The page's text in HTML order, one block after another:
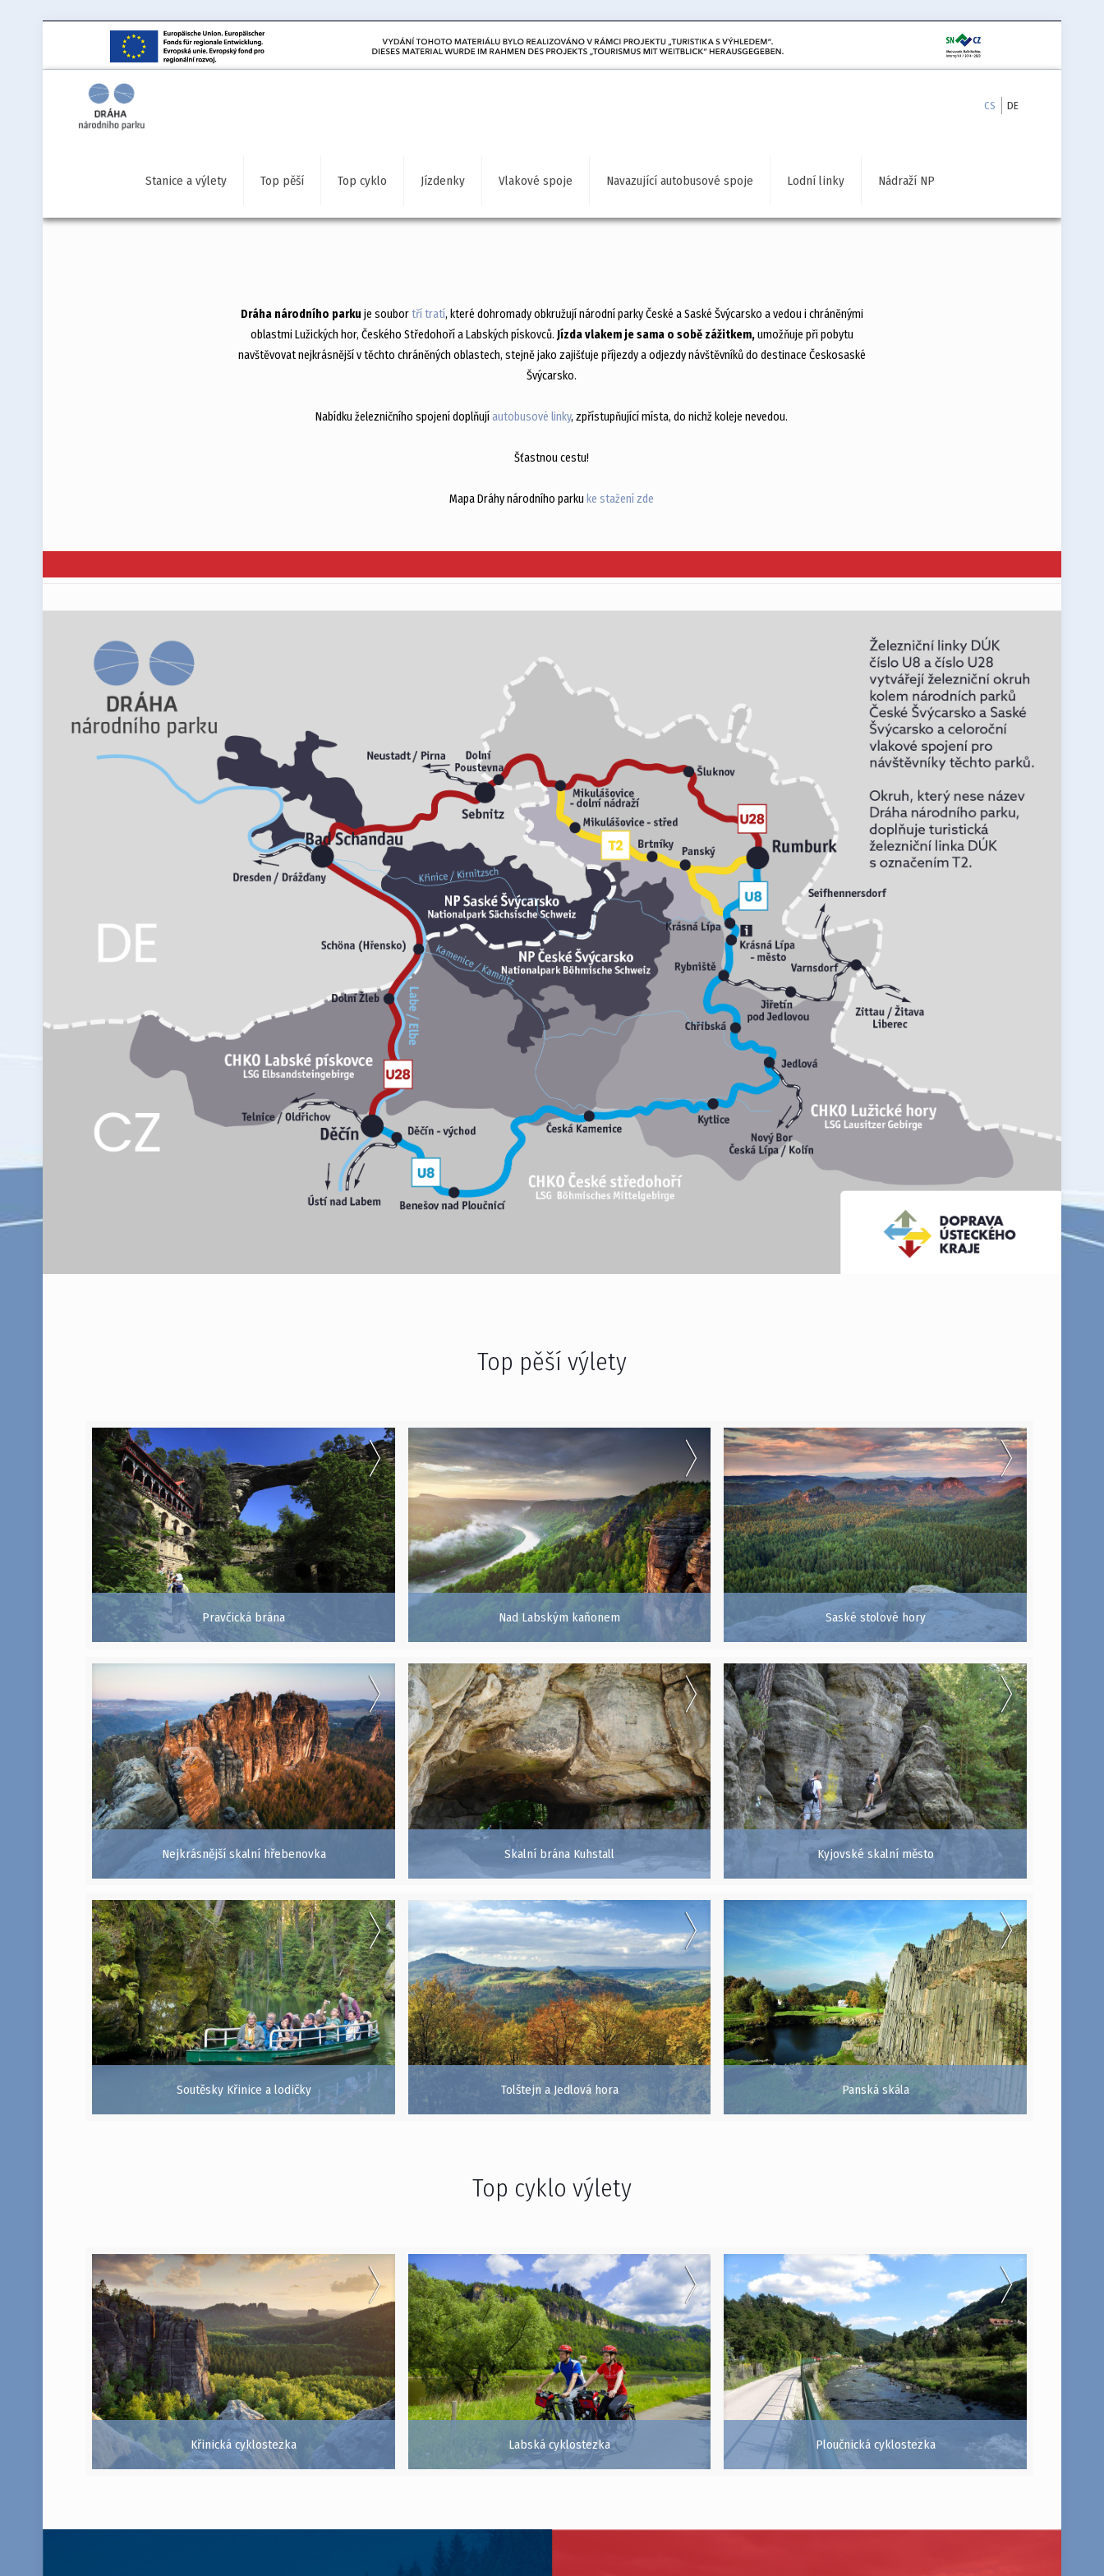
Stanice a výlety Top pěší Top cyklo Jízdenky Vlakové spoje Navazující autobusové spoje Lodní linky Nádraží NP
CS DE
Dráha národního parku je soubortří tratí, které dohromady obkružují národní parky České a Saské Švýcarsko a vedou i chráněnými
oblastmi Lužických hor, Českého Středohoří a Labských pískovců. Jízda vlakem je sama o sobě zážitkem,umožňuje při pobytu
navštěvovat nejkrásnější v těchto chráněných oblastech, stejně jako zajišťuje příjezdy a odjezdy návštěvníků do destinace Českosaské
Švýcarsko.
Nabídku železničního spojení doplňujíautobusové linky, zpřístupňující místa, do nichž koleje nevedou.
Šťastnou cestu!
Mapa Dráhy národního parku ke stažení zde
Top pěší výlety
Pravčická brána Nad Labským kaňonem Saské stolové hory
Nejkrásnější skalní hřebenovka Skalní brána Kuhstall Kyjovské skalní město
Soutěsky Křinice a lodičky Tolštejn a Jedlová hora Panská skála
Top cyklo výlety
Křinická cyklostezka Labská cyklostezka Ploučnická cyklostezka